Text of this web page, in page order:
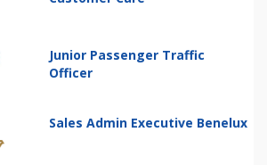
Junior Passenger Traffic
Officer
Sales Admin Executive Benelux